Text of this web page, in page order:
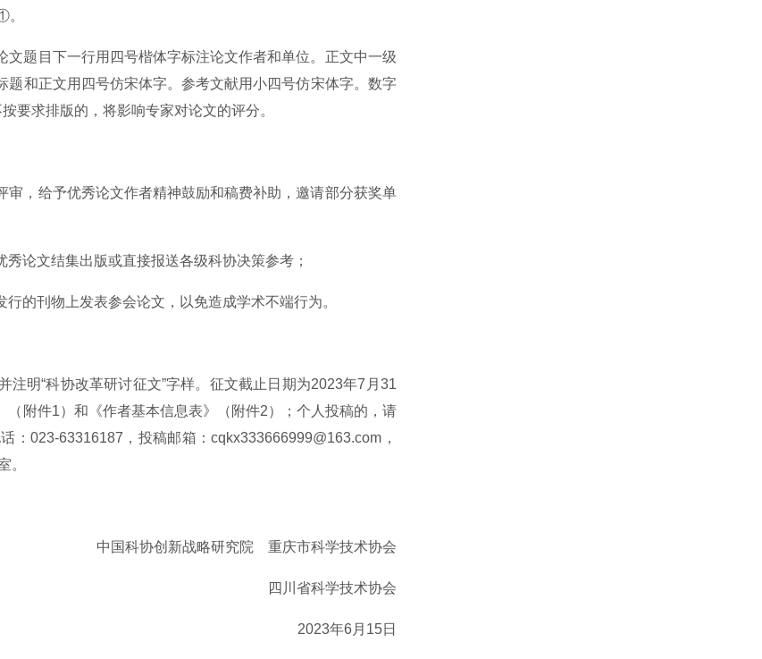
。
文题目下一行用四号楷体字标注论文作者和单位。正文中一级
和正文用四号仿宋体字。参考文献用小四号仿宋体字。数字
要求排版的，将影响专家对论文的评分。
审，给予优秀论文作者精神鼓励和稿费补助，邀请部分获奖单
论文结集出版或直接报送各级科协决策参考；
的刊物上发表参会论文，以免造成学术不端行为。
明“科协改革研讨征文”字样。征文截止日期为2023年7月31
附件1）和《作者基本信息表》（附件2）；个人投稿的，请
：023-63316187，投稿邮箱：cqkx333666999@163.com，
。
中国科协创新战略研究院 重庆市科学技术协会
四川省科学技术协会
2023年6月15日